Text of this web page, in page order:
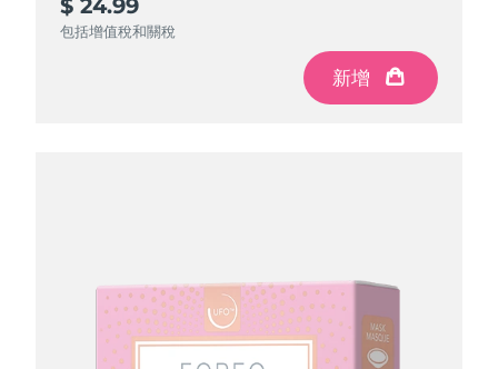
$ 24.99
包括增值稅和關稅
新增
$ 84.97
包括增值稅和關稅
新增
$ 150 $ 199.92
包括增值稅和關稅
新增
$ 195 $ 299.88
包括增值稅和關稅
新增